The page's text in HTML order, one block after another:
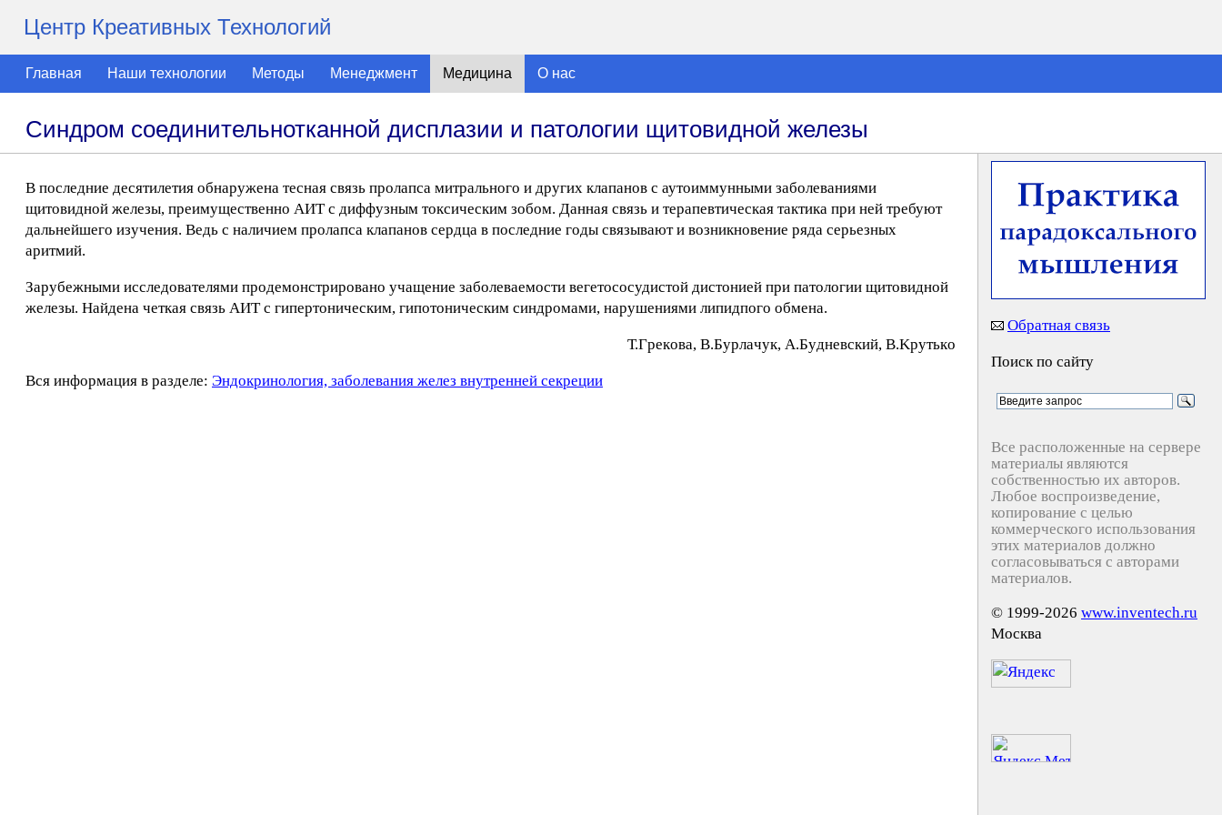
Центр Креативных Технологий
Главная Наши технологии Методы Менеджмент Медицина О нас
Синдром соединительнотканной дисплазии и патологии щитовидной железы
В последние десятилетия обнаружена тесная связь пролапса митрального и других клапанов с аутоиммунными заболеваниями
щитовидной железы, преимущественно АИТ с диффузным токсическим зобом. Данная связь и терапевтическая тактика при ней требуют
дальнейшего изучения. Ведь с наличием пролапса клапанов сердца в последние годы связывают и возникновение ряда серьезных
аритмий.
Зарубежными исследователями продемонстрировано учащение заболеваемости вегетососудистой дистонией при патологии щитовидной
железы. Найдена четкая связь АИТ с гипертоническим, гипотоническим синдромами, нарушениями липидпого обмена.
Т.Гpeкoвa, B.Бypлaчyк, A.Бyднeвcкий, B.Kpyтькo
Вся информация в разделе: Эндокринология, заболевания желез внутренней секреции
Обратная связь
Поиск по сайту
Все расположенные на сервере
материалы являются
собственностью их авторов.
Любое воспроизведение,
копирование с целью
коммерческого использования
этих материалов должно
согласовываться с авторами
материалов.
© 1999-2026 www.inventech.ru
Москва